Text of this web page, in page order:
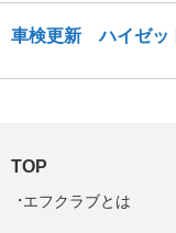
車検更新 ハイゼッ
TOP
エフクラブとは